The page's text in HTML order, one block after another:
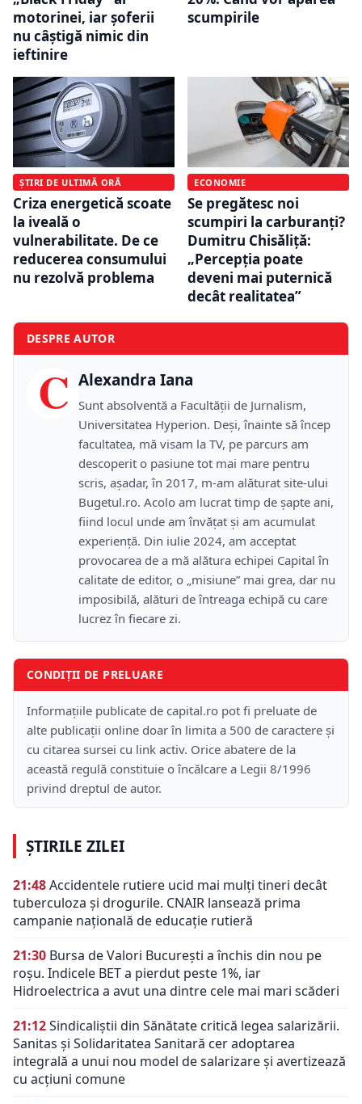
motorinei, iar șoferii
nu câștigă nimic din
ieftinire
scumpirile
ȘTIRI DE ULTIMĂ ORĂ
Criza energetică scoate
la iveală o
vulnerabilitate. De ce
reducerea consumului
nu rezolvă problema
ECONOMIE
Se pregătesc noi
scumpiri la carburanți?
Dumitru Chisăliță:
„Percepția poate
deveni mai puternică
decât realitatea”
DESPRE AUTOR
C Alexandra Iana
Sunt absolventă a Facultății de Jurnalism,
Universitatea Hyperion. Deși, înainte să încep
facultatea, mă visam la TV, pe parcurs am
descoperit o pasiune tot mai mare pentru
scris, așadar, în 2017, m-am alăturat site-ului
Bugetul.ro. Acolo am lucrat timp de șapte ani,
fiind locul unde am învățat și am acumulat
experiență. Din iulie 2024, am acceptat
provocarea de a mă alătura echipei Capital în
calitate de editor, o „misiune” mai grea, dar nu
imposibilă, alături de întreaga echipă cu care
lucrez în fiecare zi.
CONDIȚII DE PRELUARE
Informațiile publicate de capital.ro pot fi preluate de
alte publicații online doar în limita a 500 de caractere și
cu citarea sursei cu link activ. Orice abatere de la
această regulă constituie o încălcare a Legii 8/1996
privind dreptul de autor.
ȘTIRILE ZILEI
21:48Accidentele rutiere ucid mai mulți tineri decât
tuberculoza și drogurile. CNAIR lansează prima
campanie națională de educație rutieră
21:30 Bursa de Valori București a închis din nou pe
roșu. Indicele BET a pierdut peste 1%, iar
Hidroelectrica a avut una dintre cele mai mari scăderi
21:12Sindicaliștii din Sănătate critică legea salarizării.
Sanitas și Solidaritatea Sanitară cer adoptarea
integrală a unui nou model de salarizare și avertizează
cu acțiuni comune